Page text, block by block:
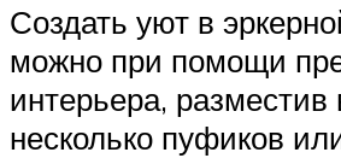
Создать уют в
можно при помощи
интерьера, разместив
несколько пуфиков